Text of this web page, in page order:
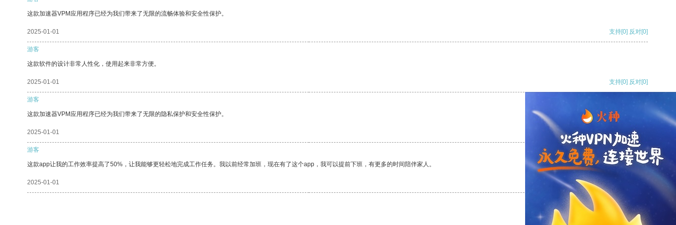
这款加速器VPM应用程序已经为我们带来了无限的流畅体验和安全性保护。
2025-01-01 支持[0] 反对[0]
游客
这款软件的设计非常人性化，使用起来非常方便。
2025-01-01 支持[0] 反对[0]
游客
这款加速器VPM应用程序已经为我们带来了无限的隐私保护和安全性保护。
2025-01-01 支持 反对
游客
这款app让我的工作效率提高了50%，让我能够更轻松地完成工作任务。我以前经常加班，现在有了这个app，我可以提前下班，有更多的时间陪伴家人。
2025-01-01 [0]